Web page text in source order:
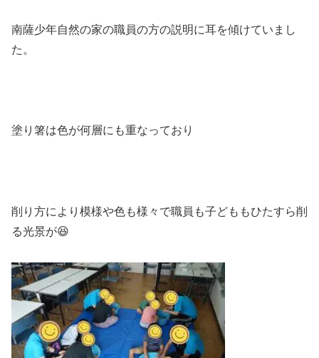
南薩少年自然の家の職員の方の説明に耳を傾けていまし
た。
塗り箸は色が何層にも重なっており
削り方により模様や色も様々で職員も子どももひたすら削
る光景が😆